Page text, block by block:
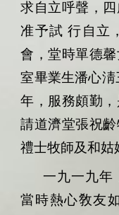
求自立呼聲，
准予試 行自立
會，堂時單德
室畢業生潘心
年，服務頗勤
請道濟堂張祝
禮士牧師及和姑
一九一九年
當時熱心敎友